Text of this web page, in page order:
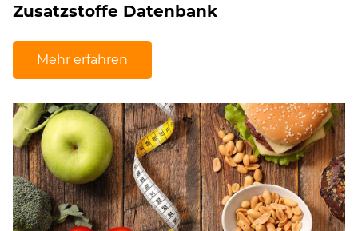
Zusatzstoffe Datenbank
Mehr erfahren